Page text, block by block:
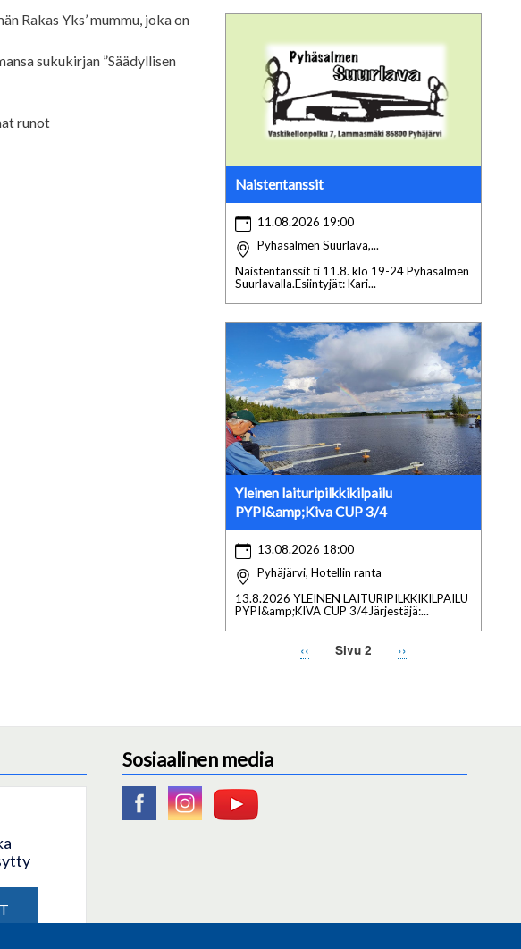
Rakas Yks’ mummu, joka on
sukukirjan ”Säädyllisen
runot
Naistentanssit
11.08.2026 19:00
Pyhäsalmen Suurlava,...
Naistentanssit ti 11.8. klo 19-24 Pyhäsalmen
Suurlavalla.Esiintyjät: Kari...
Yleinen laituripilkkikilpailu
PYPI&amp;Kiva CUP 3/4
13.08.2026 18:00
Pyhäjärvi, Hotellin ranta
13.8.2026 YLEINEN LAITURIPILKKIKILPAILU
PYPI&amp;KIVA CUP 3/4Järjestäjä:...
Edellinen
‹‹ Sivu 2
Seuraava
››
Sosiaalinen media